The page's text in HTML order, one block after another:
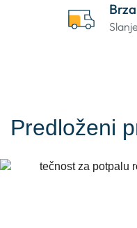
Predloženi